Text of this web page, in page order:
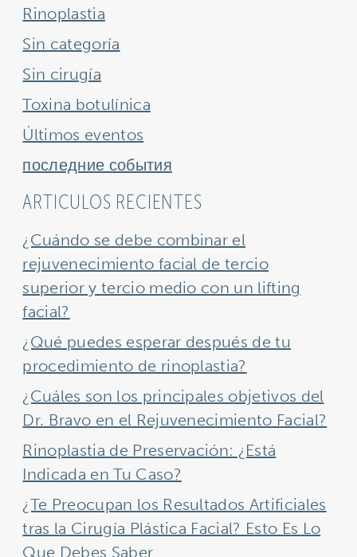
Rinoplastia
Sin categoría
Sin cirugía
Toxina botulínica
Últimos eventos
последние события
ARTICULOS RECIENTES
¿Cuándo se debe combinar el
rejuvenecimiento facial de tercio
superior y tercio medio con un lifting
facial?
¿Qué puedes esperar después de tu
procedimiento de rinoplastia?
¿Cuáles son los principales objetivos del
Dr. Bravo en el Rejuvenecimiento Facial?
Rinoplastia de Preservación: ¿Está
Indicada en Tu Caso?
¿Te Preocupan los Resultados Artificiales
tras la Cirugía Plástica Facial? Esto Es Lo
Que Debes Saber